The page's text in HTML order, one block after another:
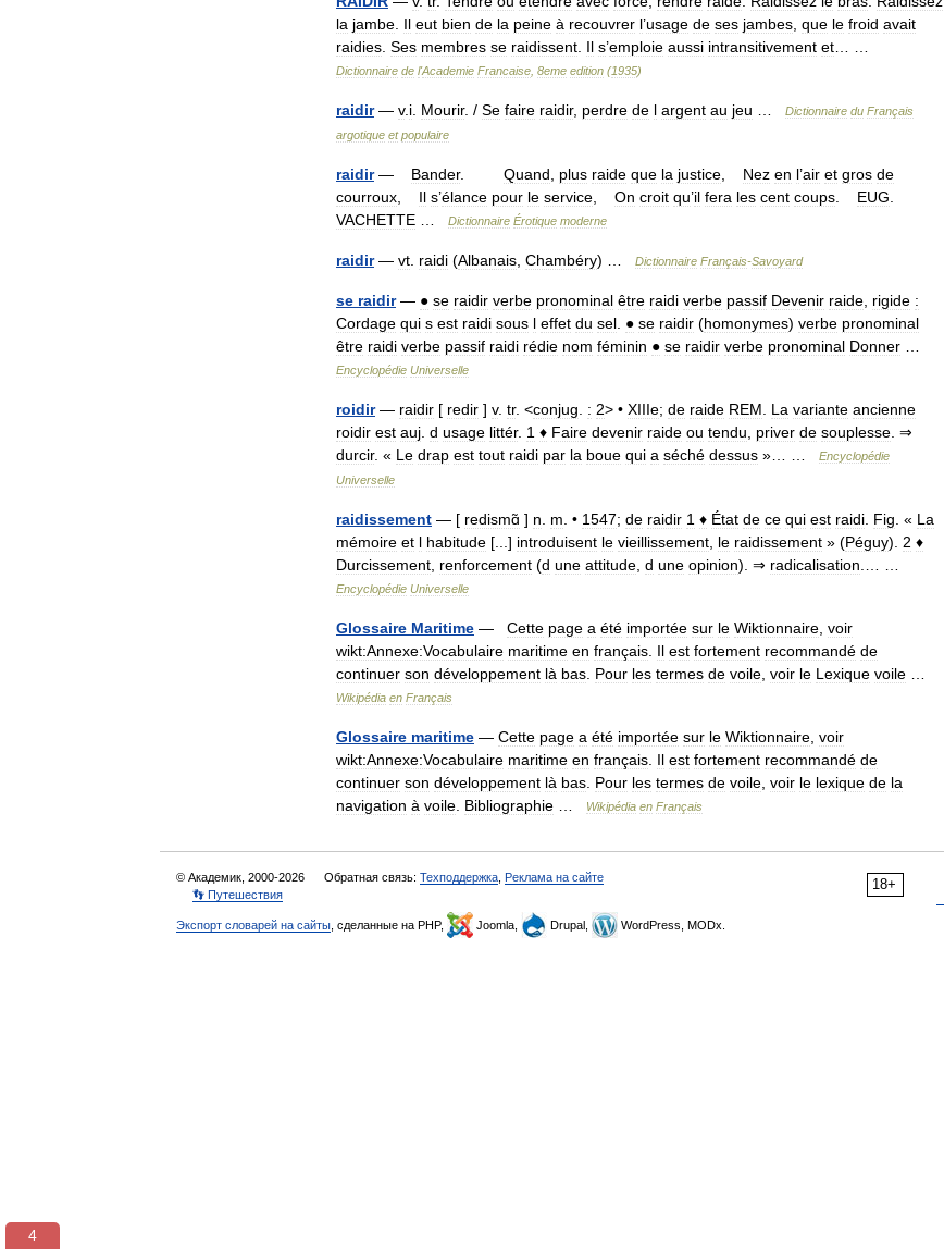
la jambe Il eut bien de la peine à recouvrer l’usage de ses jambes que le froid avait
raidies Ses membres se raidissent Il s’emploie aussi intransitivement et
Dictionnaire de l'Academie Francaise 8eme edition (1935)
raidir— v. i Mourir. / Se faire raidir, perdre de l argent au jeu Dictionnaire du Français
argotique et populaire
raidir— Bander. Quand plus raide que la justice Nez en l’air et gros de
courroux
Il s’élance pour le service On croit qu’il fera les cent coups EUG
VACHETTE
Dictionnaire Érotique moderne
raidir— vt raidi (Albanais Chambéry) … Dictionnaire Français-Savoyard
se raidir— ● se raidir verbe pronominal être raidi verbe passif Devenir raide rigide :
Cordage qui s est raidi sous l effet du sel ● se raidir (homonymes) verbe pronominal
être raidi verbe passif raidi rédie nom féminin ● se raidir verbe pronominal Donner
Encyclopédie Universelle
roidir— raidir [ redir ] v. tr. <conjug : 2> • XIIIe; de raide REM La variante ancienne
roidir est auj d usage littér. 1 ♦ Faire devenir raide ou tendu priver de souplesse . ⇒
durcir. « Le drap est tout raidi par la boue qui a séché dessus »… …
Encyclopédie
Universelle
raidissement — [ redismɑ̃ ] n m . • 1547; de raidir 1 ♦ État de ce qui est raidi Fig . « La
mémoire et l habitude [...] introduisent le vieillissement le raidissement » (Péguy). 2 ♦
Durcissement renforcement (d une attitude d une opinion). ⇒ radicalisation
Encyclopédie Universelle
Glossaire Maritime — Cette page a été importée sur le Wiktionnaire voir
wikt:Annexe:Vocabulaire maritime en français Il est fortement recommandé de
continuer son développement là bas Pour les termes de voile voir le Lexique voile
Wikipédia en Français
Glossaire maritime — Cette page a été importée sur le Wiktionnaire voir
wikt:Annexe:Vocabulaire maritime en français Il est fortement recommandé de
continuer son développement là bas Pour les termes de voile voir le lexique de la
navigation à voile Bibliographie Wikipédia en Français
18+
© Академик, 2000-2026 Обратная связь: Техподдержка Реклама на сайте
👣 Путешествия
Экспорт словарей на сайты , сделанные на PHP, Joomla, Drupal, WordPress, MODx.
3